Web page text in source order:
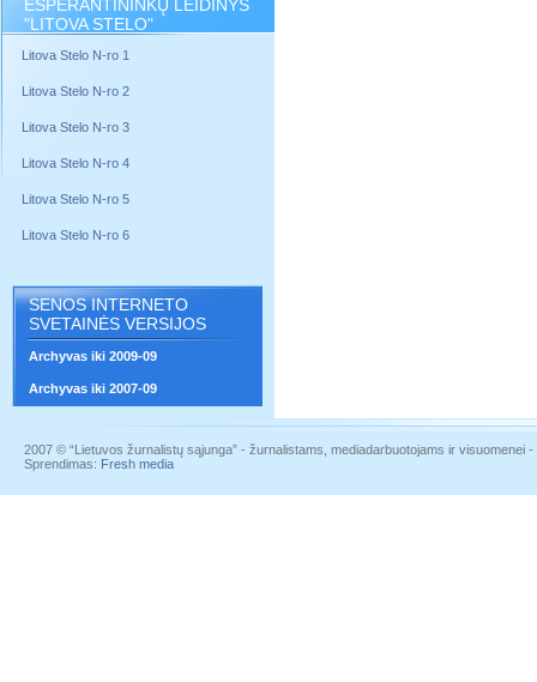
ESPERANTININKŲ LEIDINYS
"LITOVA STELO"
Litova Stelo N-ro 1
Litova Stelo N-ro 2
Litova Stelo N-ro 3
Litova Stelo N-ro 4
Litova Stelo N-ro 5
Litova Stelo N-ro 6
SENOS INTERNETO
SVETAINĖS VERSIJOS
Archyvas iki 2009-09
Archyvas iki 2007-09
2007 © “Lietuvos žurnalistų sąjunga” - žurnalistams, mediadarbuotojams ir visuomenei
Sprendimas: Fresh media